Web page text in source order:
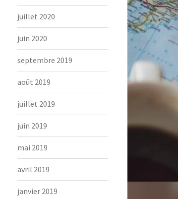
juillet 2020
juin 2020
septembre 2019
août 2019
juillet 2019
juin 2019
mai 2019
avril 2019
janvier 2019